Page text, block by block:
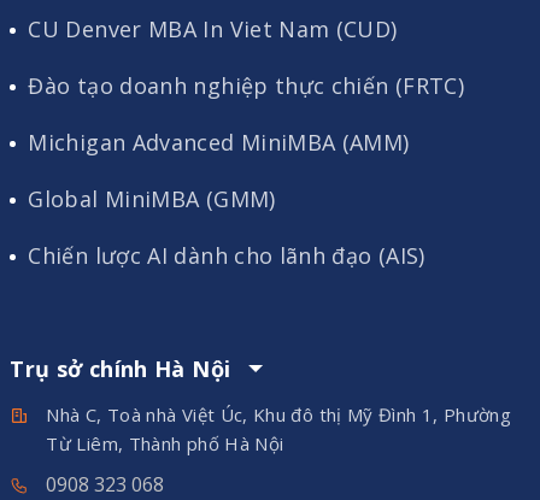
CU Denver MBA In Viet Nam (CUD)
Đào tạo doanh nghiệp thực chiến (FRTC)
Michigan Advanced MiniMBA (AMM)
Global MiniMBA (GMM)
Chiến lược AI dành cho lãnh đạo (AIS)
Trụ sở chính Hà Nội
Nhà C, Toà nhà Việt Úc, Khu đô thị Mỹ Đình 1, Phường
Từ Liêm, Thành phố Hà Nội
0908 323 068